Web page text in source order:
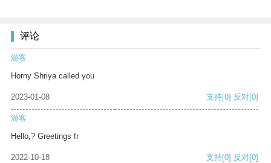
评论
游客
Horny Shriya called you
2023-01-08 支持[0] 反对[0]
游客
Hello,? Greetings fr
2022-10-18 支持[0] 反对[0]